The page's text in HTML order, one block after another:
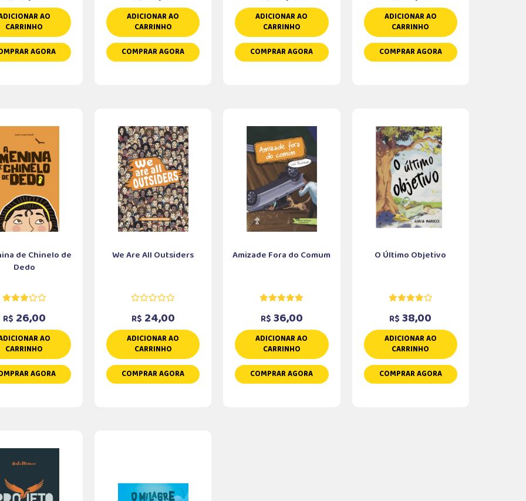
AO
CARRINHO
AGORA
ADICIONAR AO
CARRINHO
COMPRAR AGORA
ADICIONAR AO
CARRINHO
COMPRAR AGORA
ADICIONAR AO
CARRINHO
COMPRAR AGORA
de Chinelo de
Dedo
R$ 26,00
AO
CARRINHO
AGORA
We Are All Outsiders
R$ 24,00
ADICIONAR AO
CARRINHO
COMPRAR AGORA
Amizade Fora do Comum
R$ 36,00
ADICIONAR AO
CARRINHO
COMPRAR AGORA
O Último Objetivo
R$ 38,00
ADICIONAR AO
CARRINHO
COMPRAR AGORA